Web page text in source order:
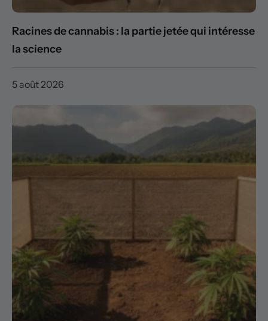
Racines de cannabis : la partie jetée qui intéresse
la science
5 août 2026